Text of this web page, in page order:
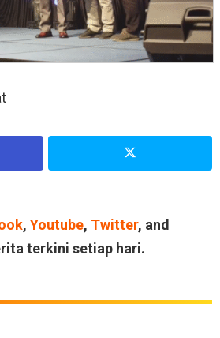
, Youtube, Twitter, and
terkini setiap hari.